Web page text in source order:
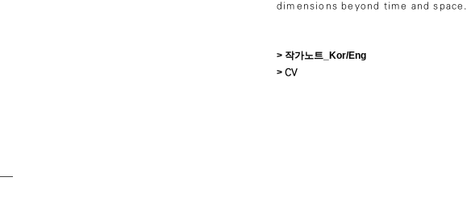
dimensions beyond time and space.
> 작가노트_Kor/Eng
> CV